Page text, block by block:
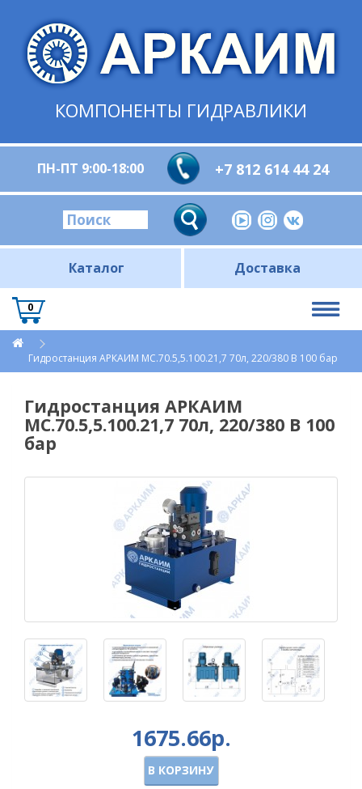
КОМПОНЕНТЫ ГИДРАВЛИКИ
ПН-ПТ 9:00-18:00 +7 812 614 44 24
Каталог Доставка
0
Гидростанция АРКАИМ МС.70.5,5.100.21,7 70л, 220/380 В 100 бар
Гидростанция АРКАИМ
МС.70.5,5.100.21,7 70л, 220/380 В 100
бар
1675.66р.
В КОРЗИНУ